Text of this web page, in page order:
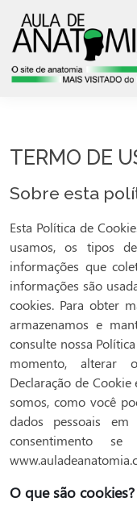
TERMO DE
Sobre esta
Esta Política de
usamos, os tipos
informações que
informações são
cookies. Para obter
armazenamos e
consulte nossa
momento, alterar
Declaração de
somos, como você
dados pessoais em
consentimento
O que são cookies?